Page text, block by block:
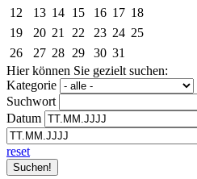
12
13 14 15 16 17 18
19
20 21 22 23 24 25
26
27 28 29 30 31
Hier können Sie gezielt suchen:
Kategorie
Suchwort
Datum
reset